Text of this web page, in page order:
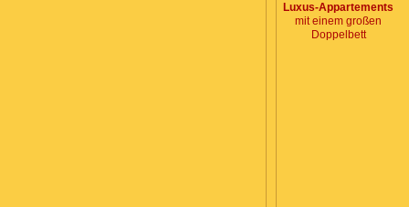
Luxus-Appartements
mit einem großen
Doppelbett